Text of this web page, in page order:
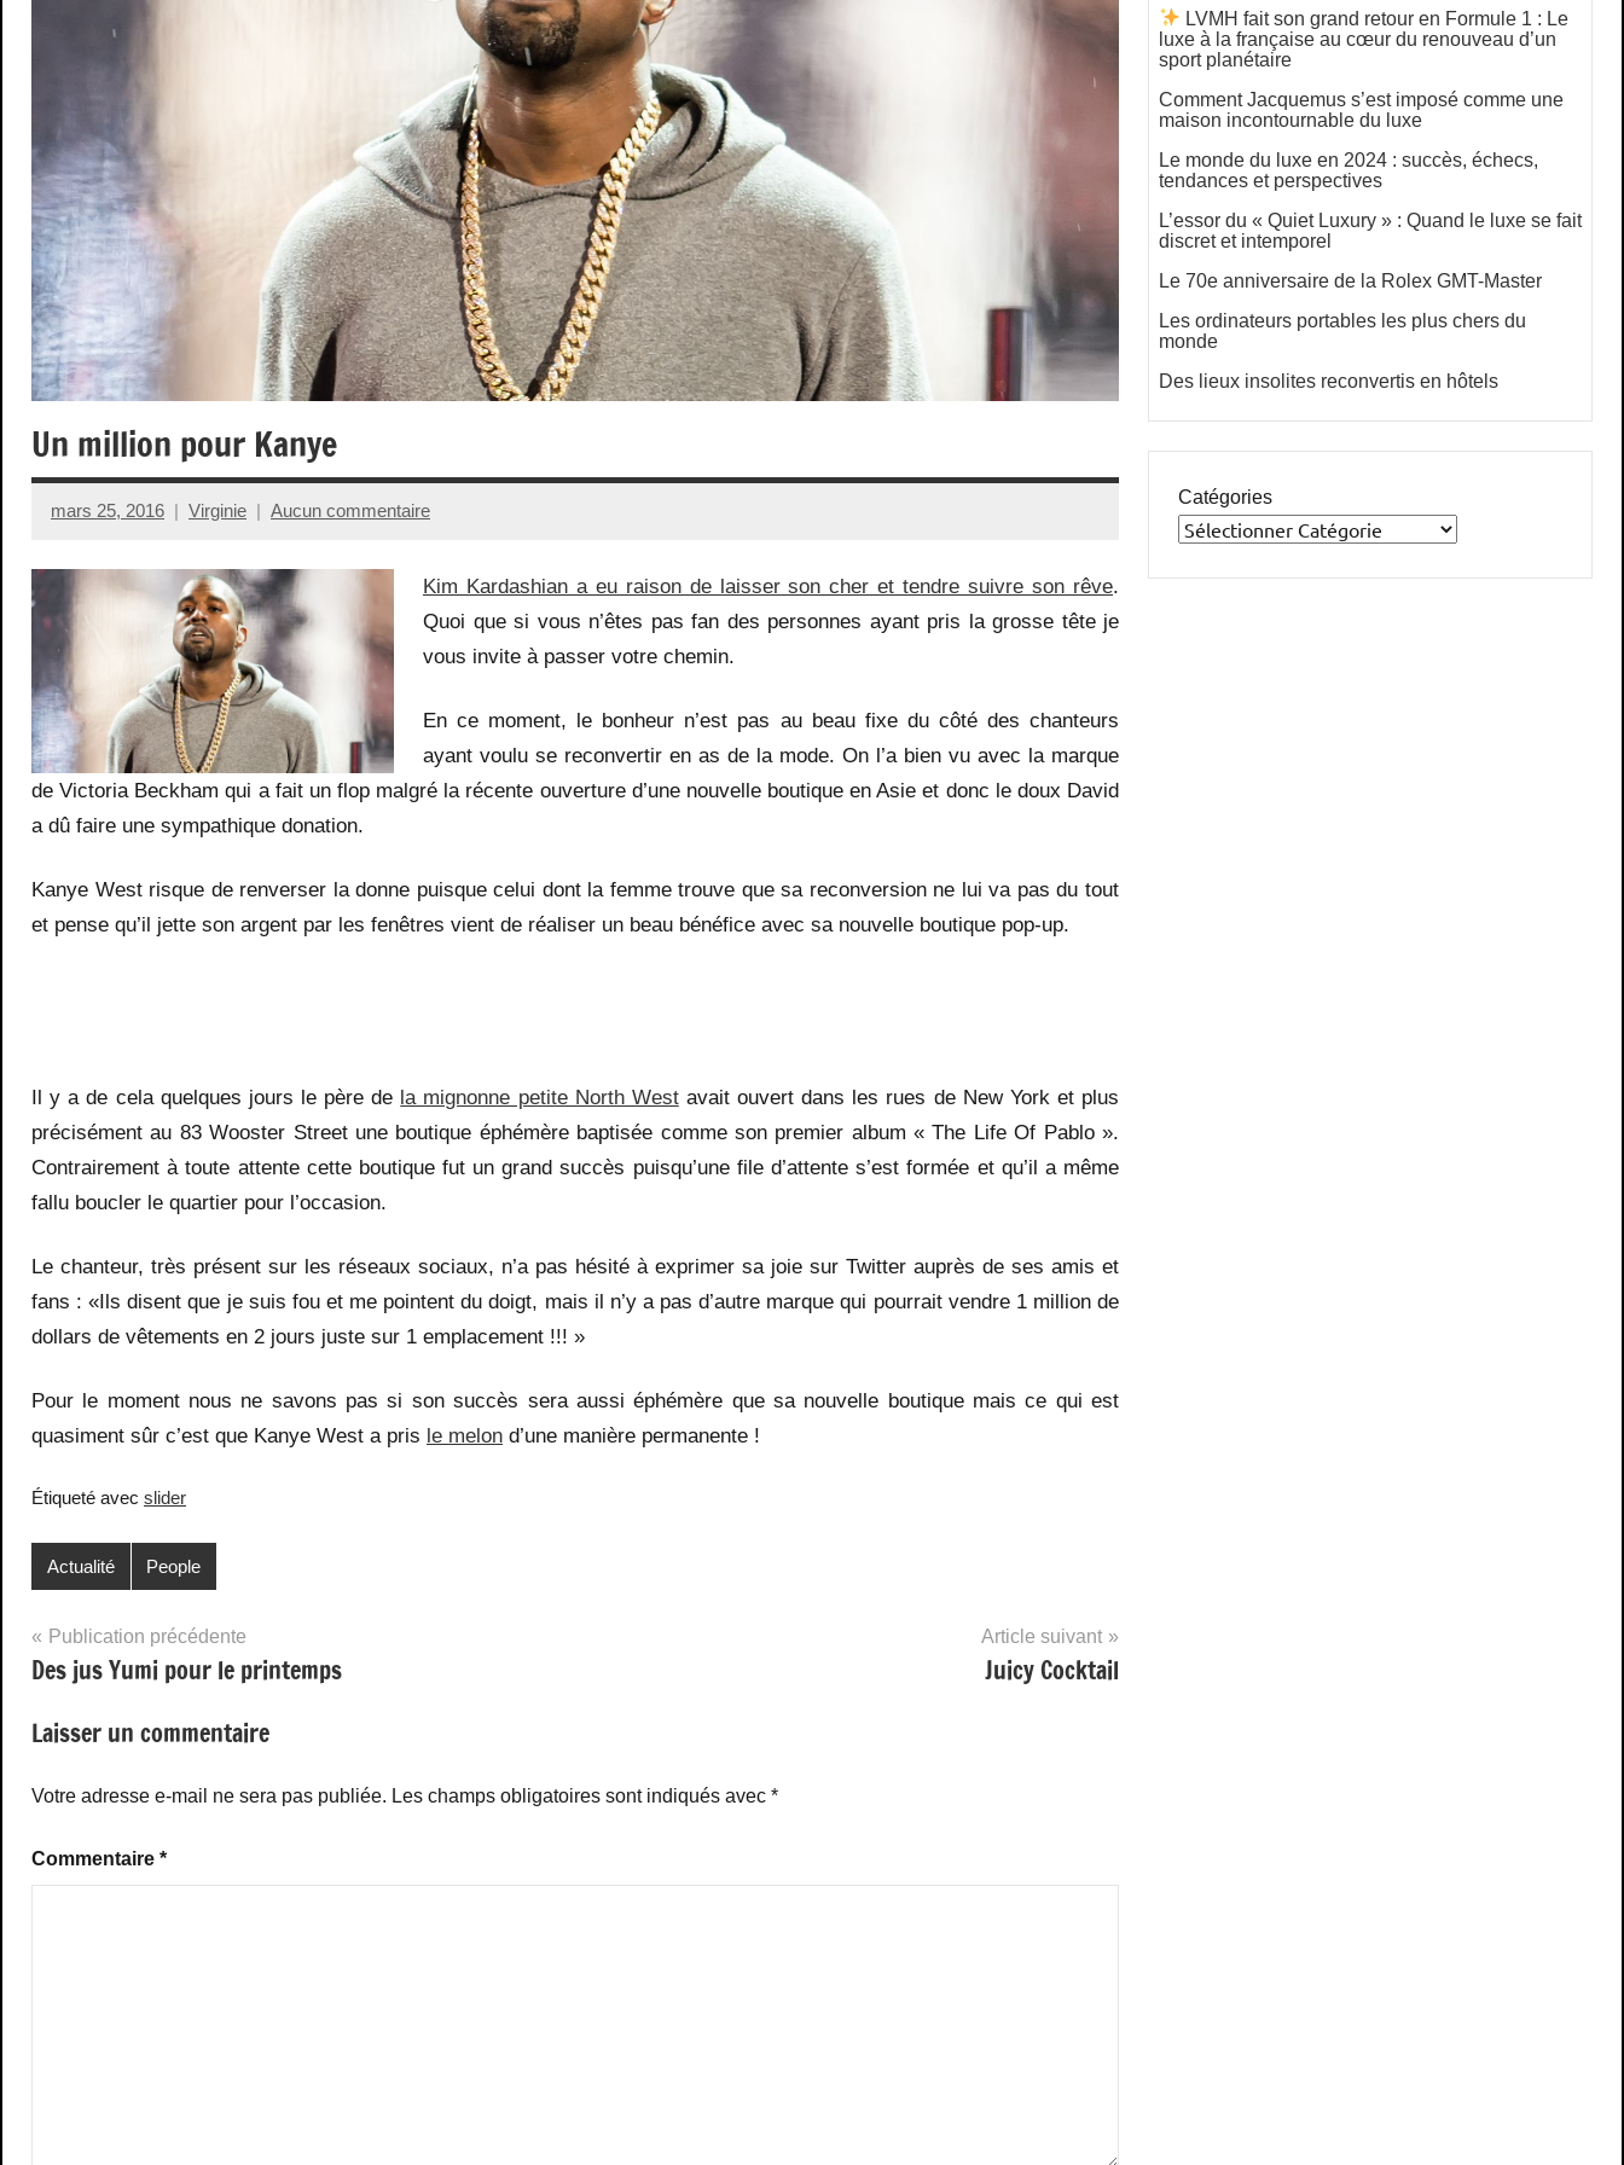
Un million pour Kanye
mars 25, 2016 Virginie Aucun commentaire
Kim Kardashian a eu raison de laisser son cher et tendre suivre son rêve.
Quoi que si vous n’êtes pas fan des personnes ayant pris la grosse tête je
vous invite à passer votre chemin.
En ce moment, le bonheur n’est pas au beau fixe du côté des chanteurs
ayant voulu se reconvertir en as de la mode. On l’a bien vu avec la marque
de Victoria Beckham qui a fait un flop malgré la récente ouverture d’une nouvelle boutique en Asie et donc le doux David
a dû faire une sympathique donation.
Kanye West risque de renverser la donne puisque celui dont la femme trouve que sa reconversion ne lui va pas du tout
et pense qu’il jette son argent par les fenêtres vient de réaliser un beau bénéfice avec sa nouvelle boutique pop-up.
Il y a de cela quelques jours le père de la mignonne petite North Westavait ouvert dans les rues de New York et plus
précisément au 83 Wooster Street une boutique éphémère baptisée comme son premier album « The Life Of Pablo ».
Contrairement à toute attente cette boutique fut un grand succès puisqu’une file d’attente s’est formée et qu’il a même
fallu boucler le quartier pour l’occasion.
Le chanteur, très présent sur les réseaux sociaux, n’a pas hésité à exprimer sa joie sur Twitter auprès de ses amis et
fans : «Ils disent que je suis fou et me pointent du doigt, mais il n’y a pas d’autre marque qui pourrait vendre 1 million de
dollars de vêtements en 2 jours juste sur 1 emplacement !!! »
Pour le moment nous ne savons pas si son succès sera aussi éphémère que sa nouvelle boutique mais ce qui est
quasiment sûr c’est que Kanye West a pris le melon d’une manière permanente !
Étiqueté avec slider
Actualité People
Navigation
de
l’article
Publication précédente
Des jus Yumi pour le printemps
Article suivant
Juicy Cocktail
Laisser un commentaire
Votre adresse e-mail ne sera pas publiée. Les champs obligatoires sont indiqués avec *
Commentaire *
LVMH fait son grand retour en Formule 1 : Le
luxe à la française au cœur du renouveau d’un
sport planétaire
Comment Jacquemus s’est imposé comme une
maison incontournable du luxe
Le monde du luxe en 2024 : succès, échecs,
tendances et perspectives
L’essor du « Quiet Luxury » : Quand le luxe se fait
discret et intemporel
Le 70e anniversaire de la Rolex GMT-Master
Les ordinateurs portables les plus chers du
monde
Des lieux insolites reconvertis en hôtels
Catégories